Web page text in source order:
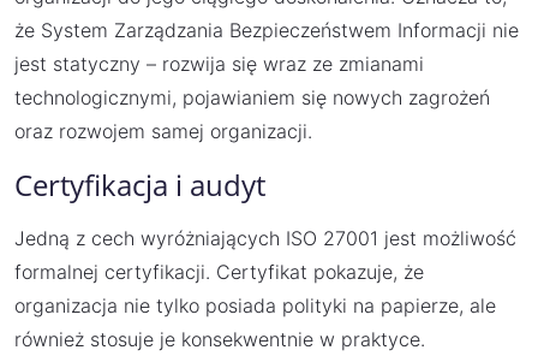
że System Zarządzania Bezpieczeństwem Informacji nie
jest statyczny – rozwija się wraz ze zmianami
technologicznymi, pojawianiem się nowych zagrożeń
oraz rozwojem samej organizacji.
Certyfikacja i audyt
Jedną z cech wyróżniających ISO 27001 jest możliwość
formalnej certyfikacji. Certyfikat pokazuje, że
organizacja nie tylko posiada polityki na papierze, ale
również stosuje je konsekwentnie w praktyce.